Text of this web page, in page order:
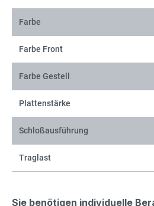
Farbe
Farbe Front
Farbe Gestell
Plattenstärke
Schloßausführung
Traglast
Sie benötigen individuelle